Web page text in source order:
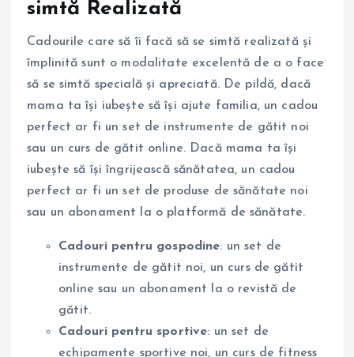
simtă Realizată
Cadourile care să îi facă să se simtă realizată și
împlinită sunt o modalitate excelentă de a o face
să se simtă specială și apreciată. De pildă, dacă
mama ta își iubește să își ajute familia, un cadou
perfect ar fi un set de instrumente de gătit noi
sau un curs de gătit online. Dacă mama ta își
iubește să își îngrijească sănătatea, un cadou
perfect ar fi un set de produse de sănătate noi
sau un abonament la o platformă de sănătate.
Cadouri pentru gospodine: un set de
instrumente de gătit noi, un curs de gătit
online sau un abonament la o revistă de
gătit.
Cadouri pentru sportive: un set de
echipamente sportive noi, un curs de fitness